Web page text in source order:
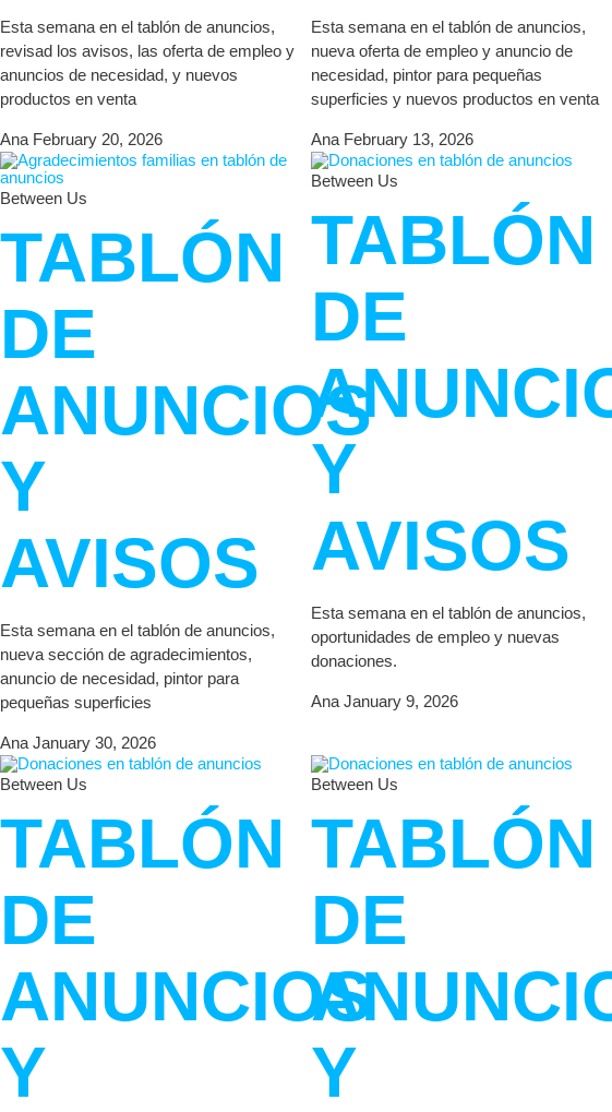
Esta semana en el tablón de anuncios,
revisad los avisos, las oferta de empleo y
anuncios de necesidad, y nuevos
productos en venta
Ana February 20, 2026
Esta semana en el tablón de anuncios,
nueva oferta de empleo y anuncio de
necesidad, pintor para pequeñas
superficies y nuevos productos en venta
Ana February 13, 2026
Between Us
TABLÓN
DE
ANUNCIOS
Y
AVISOS
Esta semana en el tablón de anuncios,
nueva sección de agradecimientos,
anuncio de necesidad, pintor para
pequeñas superficies
Ana January 30, 2026
Between Us
TABLÓN
DE
Y
AVISOS
Esta semana en el tablón de anuncios,
oportunidades de empleo y nuevas
donaciones.
Ana January 9, 2026
Between Us
TABLÓN
DE
ANUNCIOS
Y
Between Us
TABLÓN
DE
Y